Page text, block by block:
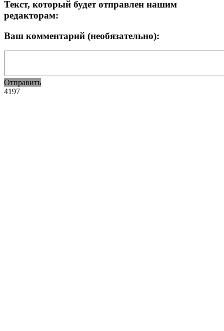
Текст, который будет отправлен нашим
редакторам:
Ваш комментарий (необязательно):
Отправить
4197